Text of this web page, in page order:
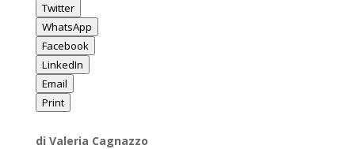
Twitter
WhatsApp
Facebook
LinkedIn
Email
Print
di Valeria Cagnazzo